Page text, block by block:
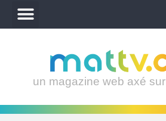
un magazine web axé sur